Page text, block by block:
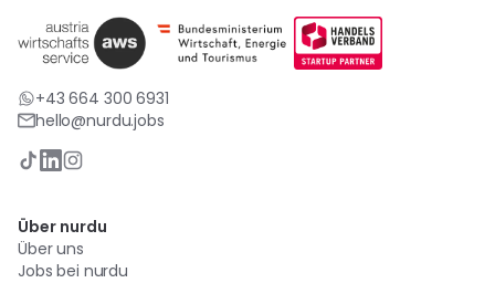
+43 664 300 6931
hello@nurdu.jobs
Über nurdu
Über uns
Jobs bei nurdu